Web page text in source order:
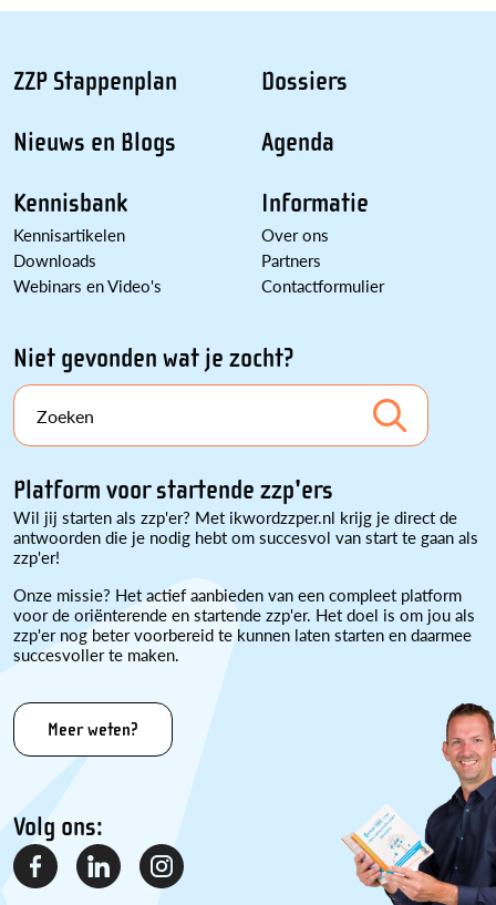
ZZP Stappenplan
Nieuws en Blogs
Kennisbank
Kennisartikelen
Downloads
Webinars en Video's
Dossiers
Agenda
Informatie
Over ons
Partners
Contactformulier
Niet gevonden wat je zocht?
Zoeken
Platform voor startende zzp'ers
Wil jij starten als zzp'er? Met ikwordzzper.nl krijg je direct de
antwoorden die je nodig hebt om succesvol van start te gaan als
zzp'er!
Onze missie? Het actief aanbieden van een compleet platform
voor de oriënterende en startende zzp'er. Het doel is om jou als
zzp'er nog beter voorbereid te kunnen laten starten en daarmee
succesvoller te maken.
Meer weten?
Volg ons: